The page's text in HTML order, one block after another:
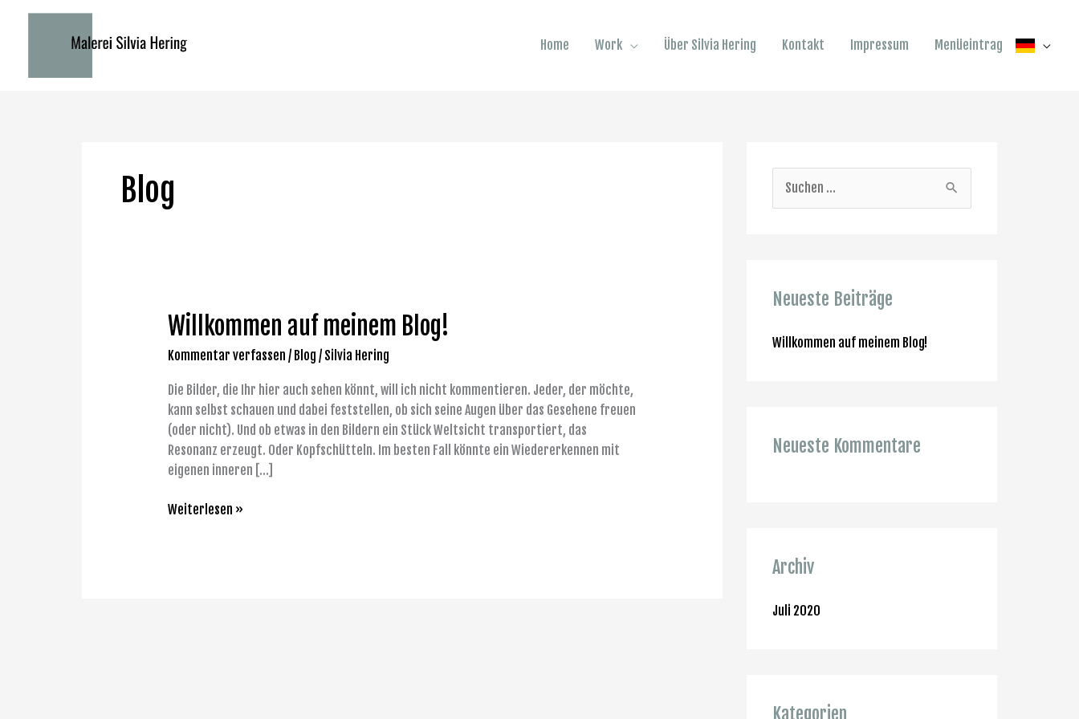
Home Work Über Silvia Hering Kontakt Impressum Menüeintrag
Blog
Willkommen auf meinem Blog!
Kommentar verfassen / Blog / Silvia Hering
Die Bilder, die Ihr hier auch sehen könnt, will ich nicht kommentieren. Jeder, der möchte,
kann selbst schauen und dabei feststellen, ob sich seine Augen über das Gesehene freuen
(oder nicht). Und ob etwas in den Bildern ein Stück Weltsicht transportiert, das
Resonanz erzeugt. Oder Kopfschütteln. Im besten Fall könnte ein Wiedererkennen mit
eigenen inneren […]
Willkommen
auf
meinem
Blog!
Weiterlesen »
e
n
Neueste Beiträge
Willkommen auf meinem Blog!
Neueste Kommentare
Archiv
Juli 2020
Kategorien